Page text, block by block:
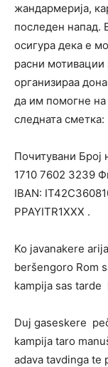
жандармерија,
последен напад.
осигура дека е
расни мотивации
организираа
да им помогне на
следната сметка:
Почитувани Број
1710 7602 3239
IBAN:
PPAYITR1XXX .
Ko javanakere
beršengoro Rom
kampija sas tarde
Duj gaseskere
kampija taro
adava tavdinga te